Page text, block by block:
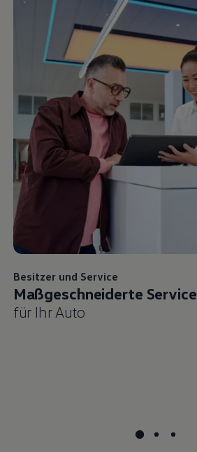
Besitzer und Service
Maßgeschneiderte
für Ihr Auto